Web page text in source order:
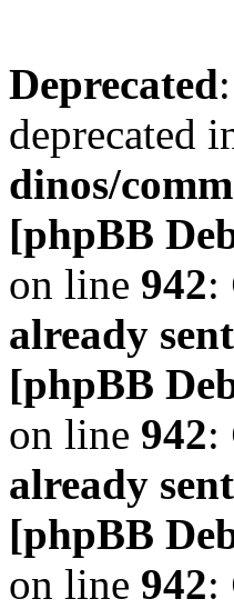
Deprecated
deprecated
dinos/
[phpBB
on line 942:
already
[phpBB
on line 942:
already
[phpBB
on line 942: